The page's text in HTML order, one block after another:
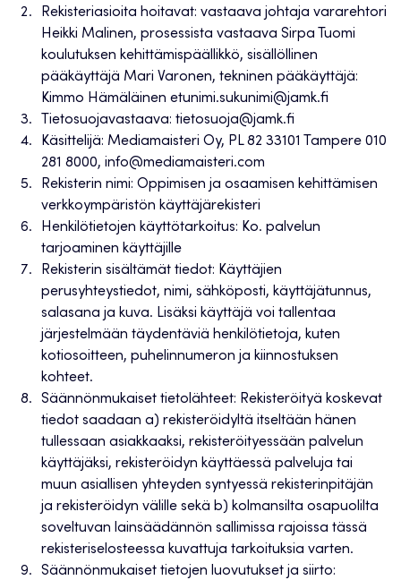
Rekisteriasioita hoitavat: vastaava johtaja vararehtori
Heikki Malinen, prosessista vastaava Sirpa Tuomi
koulutuksen kehittämispäällikkö, sisällöllinen
pääkäyttäjä Mari Varonen, tekninen pääkäyttäjä:
Kimmo Hämäläinen etunimi.sukunimi@jamk.fi
Tietosuojavastaava: tietosuoja@jamk.fi
Käsittelijä: Mediamaisteri Oy, PL 82 33101 Tampere 010
281 8000, info@mediamaisteri.com
Rekisterin nimi: Oppimisen ja osaamisen kehittämisen
verkkoympäristön käyttäjärekisteri
Henkilötietojen käyttötarkoitus: Ko. palvelun
tarjoaminen käyttäjille
Rekisterin sisältämät tiedot: Käyttäjien
perusyhteystiedot, nimi, sähköposti, käyttäjätunnus,
salasana ja kuva. Lisäksi käyttäjä voi tallentaa
järjestelmään täydentäviä henkilötietoja, kuten
kotiosoitteen, puhelinnumeron ja kiinnostuksen
kohteet.
Säännönmukaiset tietolähteet: Rekisteröityä koskevat
tiedot saadaan a) rekisteröidyltä itseltään hänen
tullessaan asiakkaaksi, rekisteröityessään palvelun
käyttäjäksi, rekisteröidyn käyttäessä palveluja tai
muun asiallisen yhteyden syntyessä rekisterinpitäjän
ja rekisteröidyn välille sekä b) kolmansilta osapuolilta
soveltuvan lainsäädännön sallimissa rajoissa tässä
rekisteriselosteessa kuvattuja tarkoituksia varten.
Säännönmukaiset tietojen luovutukset ja siirto: